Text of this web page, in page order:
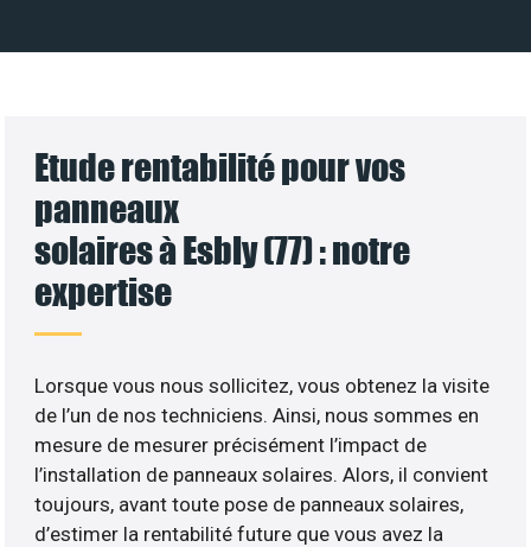
Etude rentabilité pour vos
panneaux
solaires à Esbly (77) : notre
expertise
Lorsque vous nous sollicitez, vous obtenez la visite
de l’un de nos techniciens. Ainsi, nous sommes en
mesure de mesurer précisément l’impact de
l’installation de panneaux solaires. Alors, il convient
toujours, avant toute pose de panneaux solaires,
d’estimer la rentabilité future que vous avez la